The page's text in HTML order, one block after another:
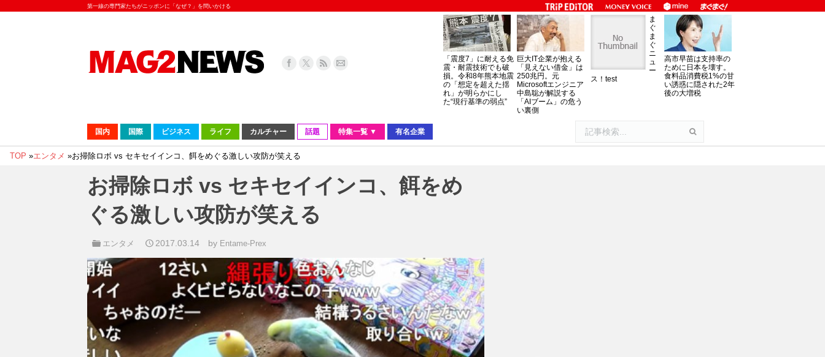
第一線の専門家たちがニッポンに「なぜ？」を問いかける
「震度7」に耐える免
震・耐震技術でも破
損。令和8年熊本地震
の「想定を超えた揺
れ」が明らかにし
た“現行基準の弱点”
巨大IT企業が抱える
「見えない借金」は
250兆円。元
Microsoftエンジニア
中島聡が解説する
「AIブーム」の危う
い裏側
ま
ぐ
ま
ぐ
ニ
ュ
ー
ス！test
高市早苗は支持率の
ために日本を壊す。
食料品消費税1%の甘
い誘惑に隠された2年
後の大増税
国内 国際 ビジネス ライフ カルチャー 話題 特集一覧 ▼ 有名企業
TOP »エンタメ »お掃除ロボ vs セキセイインコ、餌をめぐる激しい攻防が笑える
お掃除ロボ vs セキセイインコ、餌をめ
ぐる激しい攻防が笑える
エンタメ 2017.03.14 by Entame-Prex